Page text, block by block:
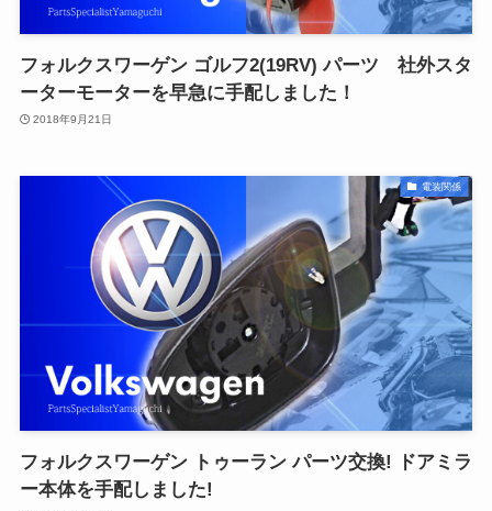
フォルクスワーゲン ゴルフ2(19RV) パーツ 社外スタ
ーターモーターを早急に手配しました！
2018年9月21日
電装関係
フォルクスワーゲン トゥーラン パーツ交換! ドアミラ
ー本体を手配しました!